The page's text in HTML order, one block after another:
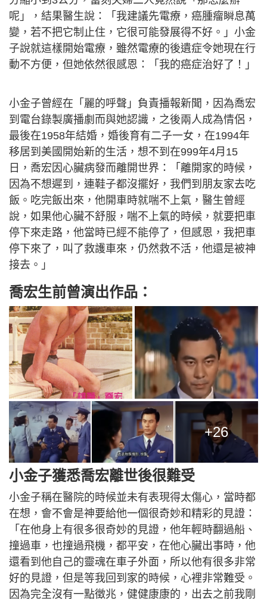
呢」，結果醫生說：「我建議先電療，癌腫瘤瞬息萬
變，若不把它制止住，它很可能發展得不好。」小金
子說就這樣開始電療，雖然電療的後遺症令她現在行
動不方便，但她依然很感恩：「我的癌症治好了！」
小金子曾經在「麗的呼聲」負責播報新聞，因為喬宏
到電台錄製廣播劇而與她認識，之後兩人成為情侶，
最後在1958年結婚，婚後育有二子一女，在1994年
移居到美國開始新的生活，想不到在999年4月15
日，喬宏因心臟病發而離開世界：「離開家的時候，
因為不想遲到，連鞋子都沒擺好，我們到朋友家去吃
飯。吃完飯出來，他開車時就喘不上氣，醫生曾經
說，如果他心臟不舒服，喘不上氣的時候，就要把車
停下來走路，他當時已經不能停了，但感恩，我把車
停下來了，叫了救護車來，仍然救不活，他還是被神
接去。」
喬宏生前曾演出作品：
+26
小金子獲悉喬宏離世後很難受
小金子稱在醫院的時候並未有表現得太傷心，當時都
在想，會不會是神要給他一個很奇妙和精彩的見證：
「在他身上有很多很奇妙的見證，他年輕時翻過船、
撞過車，也撞過飛機，都平安，在他心臟出事時，他
還看到他自己的靈魂在車子外面，所以他有很多非常
好的見證，但是等我回到家的時候，心裡非常難受。
因為完全沒有一點徵兆，健健康康的，出去之前我剛